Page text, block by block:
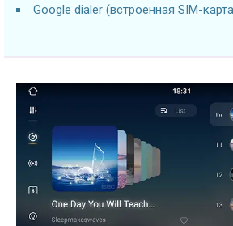
Google dialer (встроенная SIM-